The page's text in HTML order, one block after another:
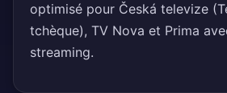
optimisé pour Česká televize
tchèque), TV Nova et Prima
streaming.